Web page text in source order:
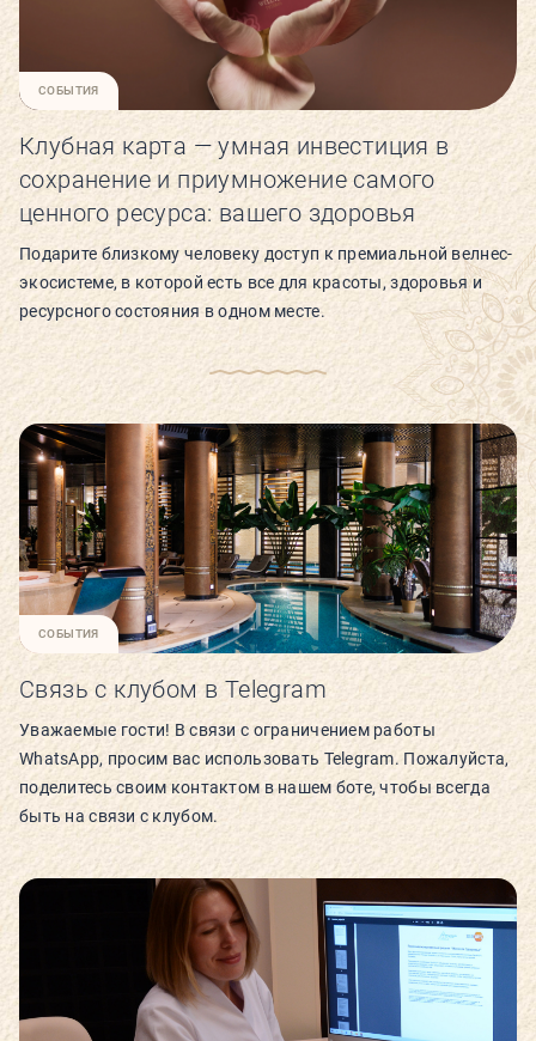
СЬЮТЫ И ПАРЕНИЯ
ТЕХНОЛОГИИ И ОБОРУДОВАНИЕ
КАФЕ
ДЕТСКИЙ КЛУБ
О КЛУБЕ
КЛУБНЫЕ КАРТЫ
ГОСТЕВОЙ ВИЗИТ
РАСПИСАНИЕ
КОНТАКТЫ
КАК ПРОЙТИ
НОВОСТИ
ГОСТИ О НАС
ВЕЛНЕС-ПОДАРКИ
СОБЫТИЯ
Клубная карта — умная инвестиция в
сохранение и приумножение самого
ценного ресурса: вашего здоровья
Подарите близкому человеку доступ к премиальной велнес-
экосистеме, в которой есть все для красоты, здоровья и
ресурсного состояния в одном месте.
СОБЫТИЯ
Связь с клубом в Telegram
Уважаемые гости! В связи с ограничением работы
WhatsApp, просим вас использовать Telegram. Пожалуйста,
поделитесь своим контактом в нашем боте, чтобы всегда
быть на связи с клубом.